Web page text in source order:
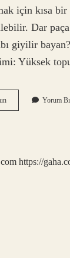
için kısa
Dar
giyilir
Yüksek
İSpanyol
Paça
Yorum
https://